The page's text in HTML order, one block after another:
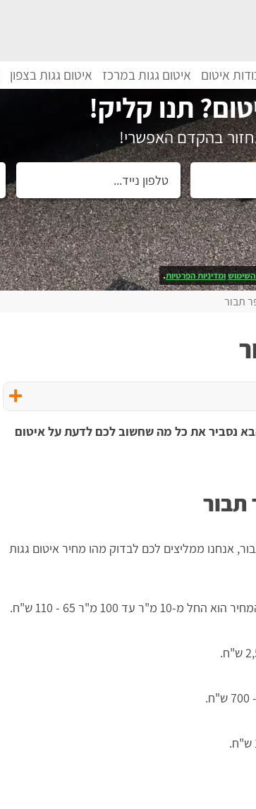
איטום איטום גגות במרכז איטום גגות בצפון
תנו קליק!
בהקדם האפשרי!
ומדיניות הפרטיות.
תבור
נסביר את כל מה שחשוב לכם לדעת על איטום
תבור
אנחנו ממליצים לכם לבדוק מהו מחיר איטום גגות
הוא החל מ-10 מ"ר עד 100 מ"ר 65 - 110 ש"ח.